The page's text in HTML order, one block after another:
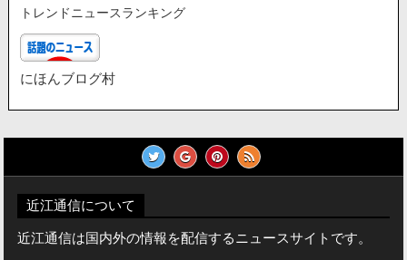
トレンドニュースランキング
にほんブログ村
近江通信について
近江通信は国内外の情報を配信するニュースサイトです。